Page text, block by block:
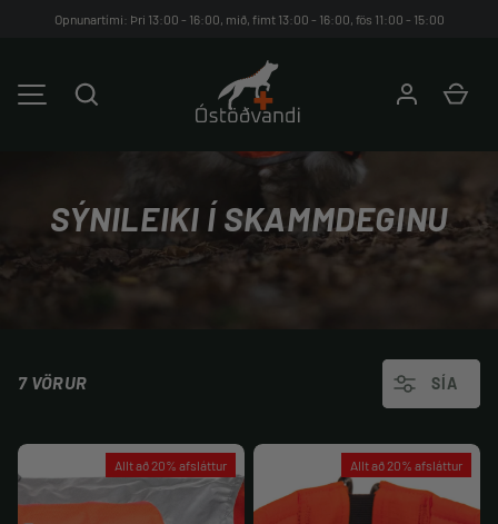
Opnunartími: Þri 13:00 - 16:00, mið, fimt 13:00 - 16:00, fös 11:00 - 15:00
SÝNILEIKI Í SKAMMDEGINU
7 VÖRUR SÍA
Allt að 20% afsláttur Allt að 20% afsláttur